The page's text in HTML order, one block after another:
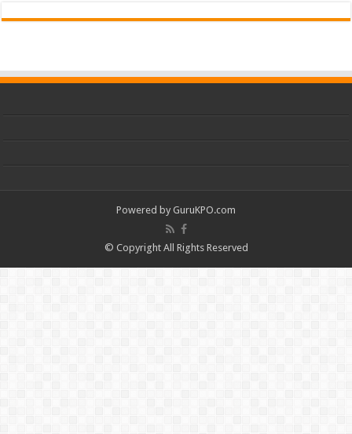
Powered by GuruKPO.com
© Copyright All Rights Reserved